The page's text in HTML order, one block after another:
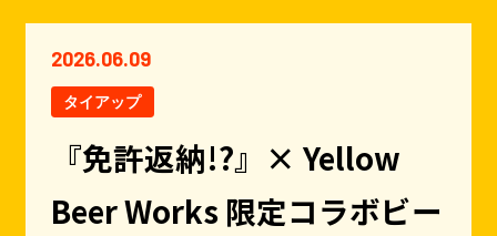
2026.06.09
タイアップ
『免許返納!?』× Yellow
Beer Works 限定コラボビー